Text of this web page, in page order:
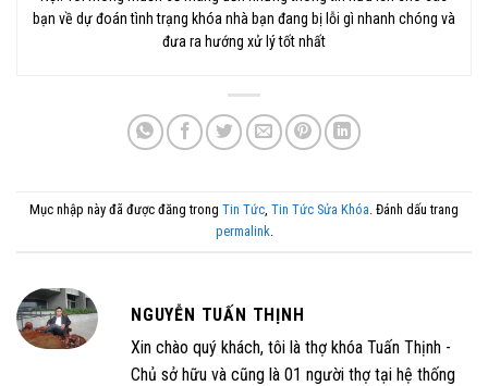
bạn về dự đoán tình trạng khóa nhà bạn đang bị lỗi gì nhanh chóng và
đưa ra hướng xử lý tốt nhất
Mục nhập này đã được đăng trong Tin Tức Tin Tức Sửa Khóa . Đánh dấu trang
permalink.
NGUYỄN TUẤN THỊNH
Xin chào quý khách, tôi là thợ khóa Tuấn Thịnh -
Chủ sở hữu và cũng là 01 người thợ tại hệ thống